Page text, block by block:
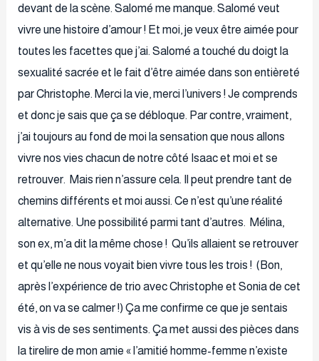
devant de la scène. Salomé me manque. Salomé veut
vivre une histoire d’amour ! Et moi, je veux être aimée pour
toutes les facettes que j’ai. Salomé a touché du doigt la
sexualité sacrée et le fait d’être aimée dans son entièreté
par Christophe. Merci la vie, merci l’univers ! Je comprends
et donc je sais que ça se débloque. Par contre, vraiment,
j’ai toujours au fond de moi la sensation que nous allons
vivre nos vies chacun de notre côté Isaac et moi et se
retrouver. Mais rien n’assure cela. Il peut prendre tant de
chemins différents et moi aussi. Ce n’est qu’une réalité
alternative. Une possibilité parmi tant d’autres. Mélina,
son ex, m’a dit la même chose ! Qu’ils allaient se retrouver
et qu’elle ne nous voyait bien vivre tous les trois ! (Bon,
après l’expérience de trio avec Christophe et Sonia de cet
été, on va se calmer !) Ça me confirme ce que je sentais
vis à vis de ses sentiments. Ça met aussi des pièces dans
la tirelire de mon amie « l’amitié homme-femme n’existe